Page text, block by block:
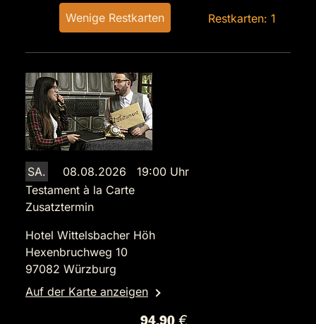
Wenige Restkarten Restkarten: 1
SA.
08.08.2026 19:00 Uhr
Testament à la Carte
Zusatztermin
Hotel Wittelsbacher Höh
Hexenbruchweg 10
97082 Würzburg
Auf der Karte anzeigen
94,90 €